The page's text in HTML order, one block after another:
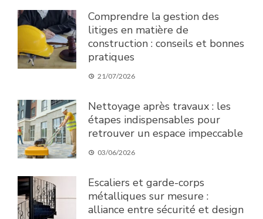
Comprendre la gestion des
litiges en matière de
construction : conseils et bonnes
pratiques
21/07/2026
Nettoyage après travaux : les
étapes indispensables pour
retrouver un espace impeccable
03/06/2026
Escaliers et garde-corps
métalliques sur mesure :
alliance entre sécurité et design